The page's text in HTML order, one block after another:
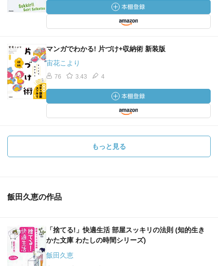
マンガでわかる! 片づけ+収納術 新装版
宙花こより
76 3.43 4
もっと見る
飯田久恵の作品
「捨てる!」快適生活 部屋スッキリの法則 (知的生き
かた文庫 わたしの時間シリーズ)
飯田久恵